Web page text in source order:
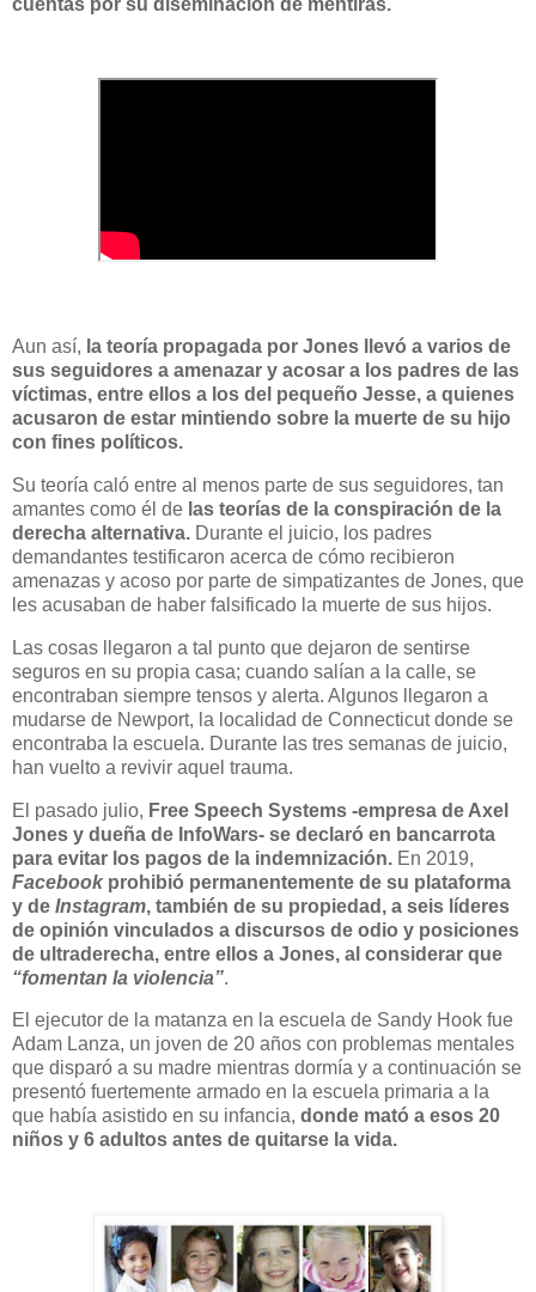
Aun así, la teoría propagada por Jones llevó a varios de
sus seguidores a amenazar y acosar a los padres de las
víctimas, entre ellos a los del pequeño Jesse, a quienes
acusaron de estar mintiendo sobre la muerte de su hijo
con fines políticos.
Su teoría caló entre al menos parte de sus seguidores, tan
amantes como él de las teorías de la conspiración de la
derecha alternativa. Durante el juicio, los padres
demandantes testificaron acerca de cómo recibieron
amenazas y acoso por parte de simpatizantes de Jones, que
les acusaban de haber falsificado la muerte de sus hijos.
Las cosas llegaron a tal punto que dejaron de sentirse
seguros en su propia casa; cuando salían a la calle, se
encontraban siempre tensos y alerta. Algunos llegaron a
mudarse de Newport, la localidad de Connecticut donde se
encontraba la escuela. Durante las tres semanas de juicio,
han vuelto a revivir aquel trauma.
El pasado julio, Free Speech Systems -empresa de Axel
Jones y dueña de InfoWars- se declaró en bancarrota
para evitar los pagos de la indemnización. En 2019,
Facebook prohibió permanentemente de su plataforma
y de Instagram, también de su propiedad, a seis líderes
de opinión vinculados a discursos de odio y posiciones
de ultraderecha, entre ellos a Jones, al considerar que
“fomentan la violencia”.
El ejecutor de la matanza en la escuela de Sandy Hook fue
Adam Lanza, un joven de 20 años con problemas mentales
que disparó a su madre mientras dormía y a continuación se
presentó fuertemente armado en la escuela primaria a la
que había asistido en su infancia, donde mató a esos 20
niños y 6 adultos antes de quitarse la vida.